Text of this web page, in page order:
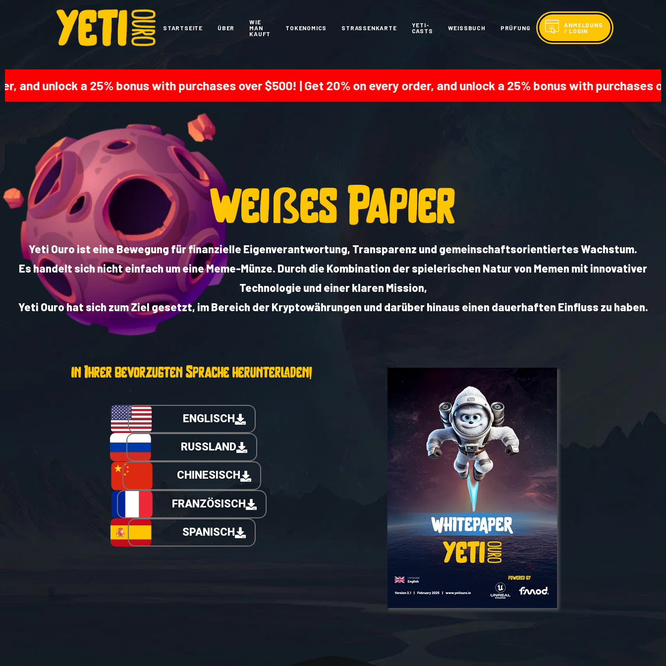
STARTSEITE ÜBER
WIE
MAN
KAUFT
TOKENOMICS STRASSENKARTE
YETI-
CASTS
WEISSBUCH PRÜFUNG
ANMELDUNG
/ LOGIN
unlock a 25% bonus with purchases over $500! | Get 20% on every order, and unlock a 25% bonus with purchases
weißes Papier
Yeti Ouro ist eine Bewegung für finanzielle Eigenverantwortung, Transparenz und gemeinschaftsorientiertes Wachstum.
Es handelt sich nicht einfach um eine Meme-Münze. Durch die Kombination der spielerischen Natur von Memen mit innovativer
Technologie und einer klaren Mission,
Yeti Ouro hat sich zum Ziel gesetzt, im Bereich der Kryptowährungen und darüber hinaus einen dauerhaften Einfluss zu haben.
in Ihrer bevorzugten Sprache herunterladen!
ENGLISCH
RUSSLAND
CHINESISCH
FRANZÖSISCH
SPANISCH